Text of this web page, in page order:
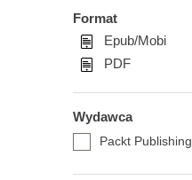
Format
Epub/Mobi
PDF
Wydawca
Packt Publishing